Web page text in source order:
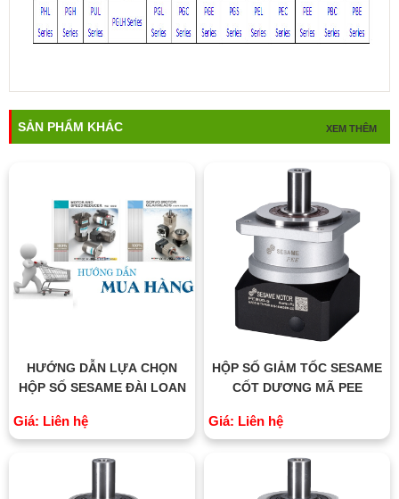
SẢN PHẨM KHÁC XEM THÊM
HƯỚNG DẪN LỰA CHỌN
HỘP SỐ SESAME ĐÀI LOAN
Giá: Liên hệ
HỘP SỐ GIẢM TỐC SESAME
CỐT DƯƠNG MÃ PEE
Giá: Liên hệ